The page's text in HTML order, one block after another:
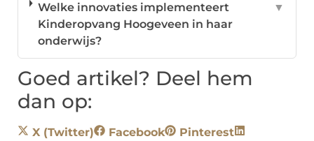
Welke innovaties implementeert
Kinderopvang Hoogeveen in haar
onderwijs?
▼
Goed artikel? Deel hem
dan op:
X (Twitter) Facebook
Pinterest